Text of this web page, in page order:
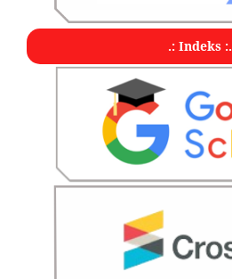
.: Indeks :.